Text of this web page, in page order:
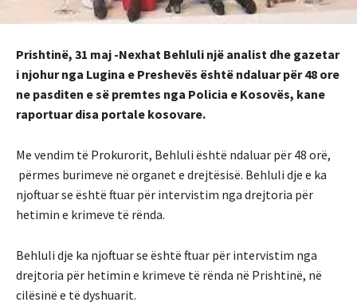
Prishtinë, 31 maj -Nexhat Behluli një analist dhe gazetar
i njohur nga Lugina e Preshevës është ndaluar për 48 ore
ne pasditen e së premtes nga Policia e Kosovës, kane
raportuar disa portale kosovare.
Me vendim të Prokurorit, Behluli është ndaluar për 48 orë,
përmes burimeve në organet e drejtësisë. Behluli dje e ka
njoftuar se është ftuar për intervistim nga drejtoria për
hetimin e krimeve të rënda.
Behluli dje ka njoftuar se është ftuar për intervistim nga
drejtoria për hetimin e krimeve të rënda në Prishtinë, në
cilësinë e të dyshuarit.